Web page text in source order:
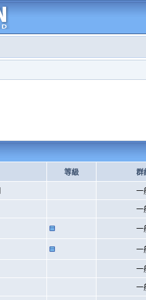
等級 群
一
一
一
一
一
一